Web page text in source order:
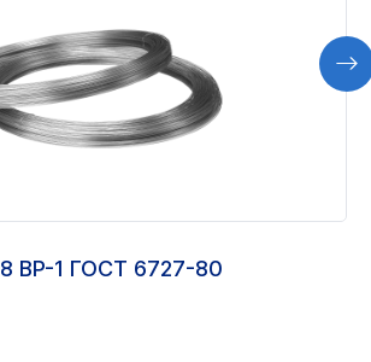
ВР-1 ГОСТ 6727-80